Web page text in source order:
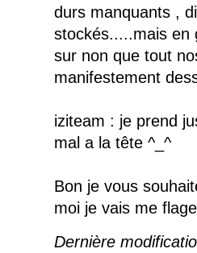
durs manquants ,
stockés.....mais en
sur non que tout
manifestement
iziteam : je prend
mal a la tête ^_^
Bon je vous
moi je vais me
Dernière